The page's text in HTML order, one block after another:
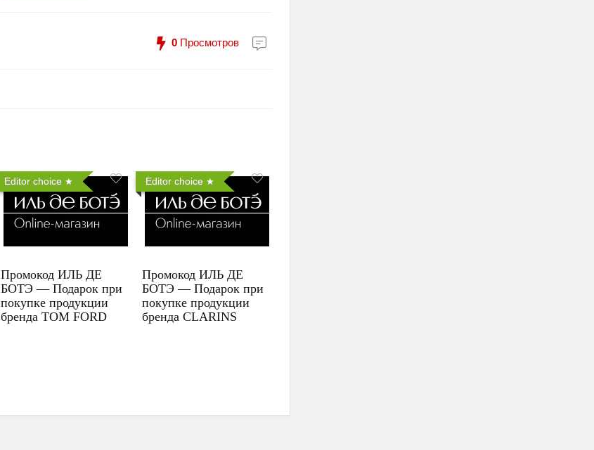
0 Просмотров
Editor choice
Промокод ИЛЬ ДЕ
БОТЭ — Подарок при
покупке продукции
бренда TOM FORD
Editor choice
Промокод ИЛЬ ДЕ
БОТЭ — Подарок при
покупке продукции
бренда CLARINS